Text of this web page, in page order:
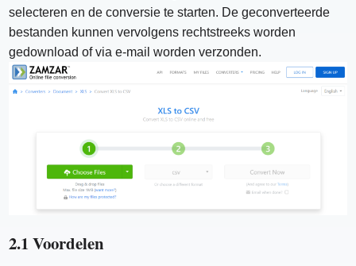
selecteren en de conversie te starten. De geconverteerde
bestanden kunnen vervolgens rechtstreeks worden
gedownload of via e-mail worden verzonden.
2.1 Voordelen